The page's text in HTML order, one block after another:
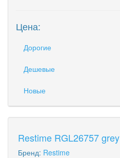
Цена:
Дорогие
Дешевые
Новые
Restime RGL26757 grey
Бренд: Restime